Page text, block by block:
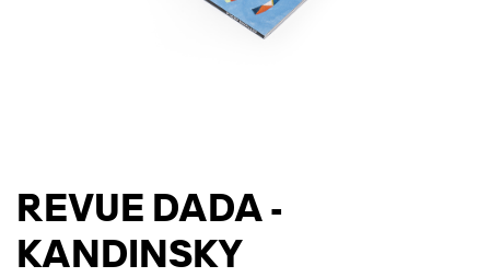
REVUE DADA -
KANDINSKY